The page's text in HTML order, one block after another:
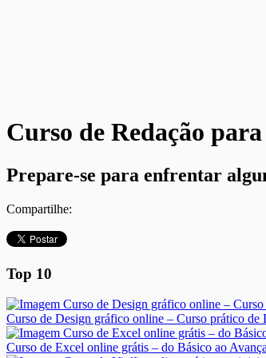
Curso de Redação
Prepare-se para enfrentar
Compartilhe:
Top 10
Curso de Design gráfico online – Curso prático de
Curso de Excel online grátis – do Básico ao